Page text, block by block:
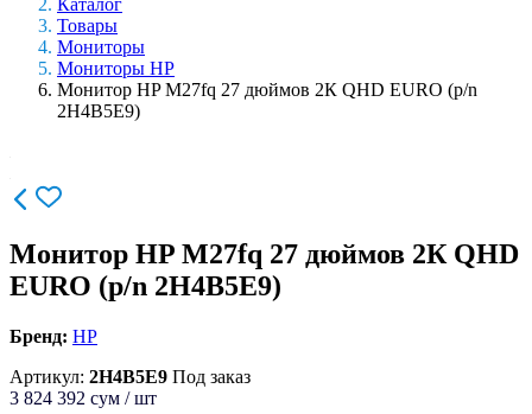
Товары
Мониторы
Мониторы HP
Монитор HP M27fq 27 дюймов 2К QHD EURO (p/n
2H4B5E9)
Монитор HP M27fq 27 дюймов 2К QHD
EURO (p/n 2H4B5E9)
Бренд: HP
Артикул: 2H4B5E9 Под заказ
3 824 392 сум / шт